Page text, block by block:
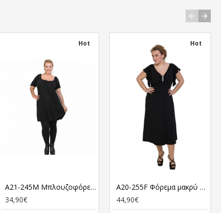
Hot
A21-245M Μπλουζοφόρεμα εβαζέ - Μαύρο
34,90€
Hot
A20-255F Φόρεμα μακρύ - Μαύρο
44,90€